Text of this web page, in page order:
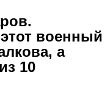
военный
а
10